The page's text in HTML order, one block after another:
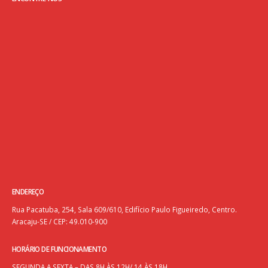
ENDEREÇO
Rua Pacatuba, 254, Sala 609/610, Edifício Paulo Figueiredo, Centro.
Aracaju-SE / CEP: 49.010-900
HORÁRIO DE FUNCIONAMENTO